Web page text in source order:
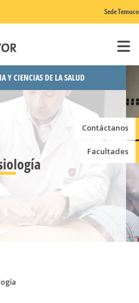
Sede Temuco
Contáctanos
Facultades
Y CIENCIAS DE LA SALUD